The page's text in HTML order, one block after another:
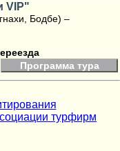
VIP"
Бодбе) –
Программа тура